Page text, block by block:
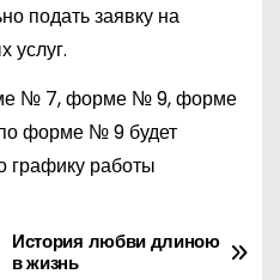
подать заявку на
услуг.
№ 7, форме № 9, форме
форме № 9 будет
графику работы
История любви длиною
в жизнь